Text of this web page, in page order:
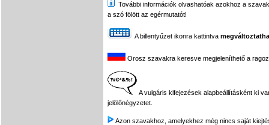
További információk olvashatóak azokhoz a
a szó fölött az egérmutatót!
A billentyűzet ikonra kattintva
Orosz szavakra keresve megjeleníthető a
A vulgáris kifejezések alapbeállításként ki
jelölőnégyzetet.
Azon szavakhoz, amelyekhez még nincs saját